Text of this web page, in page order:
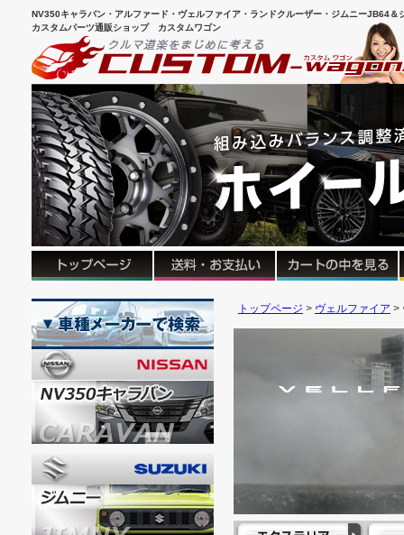
NV350キャラバン・アルファード・ヴェルファイア・ランドクルーザー・ジムニーJB64
カスタムパーツ通販ショップ カスタムワゴン
トップページ ヴェルファイア